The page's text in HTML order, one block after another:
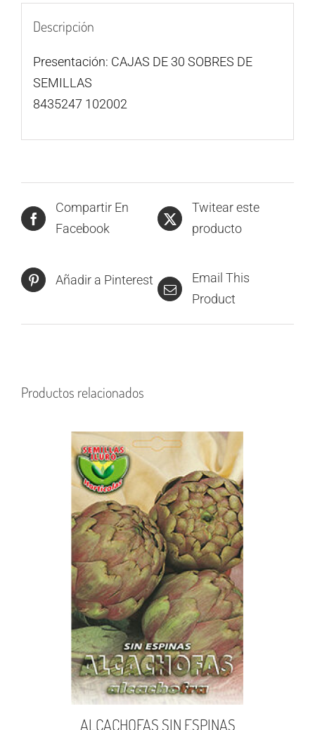
Descripción
Presentación: CAJAS DE 30 SOBRES DE
SEMILLAS
8435247 102002
Compartir En
Facebook
Twitear este
producto
Añadir a Pinterest
Email This
Product
Productos relacionados
ALCACHOFAS SIN ESPINAS